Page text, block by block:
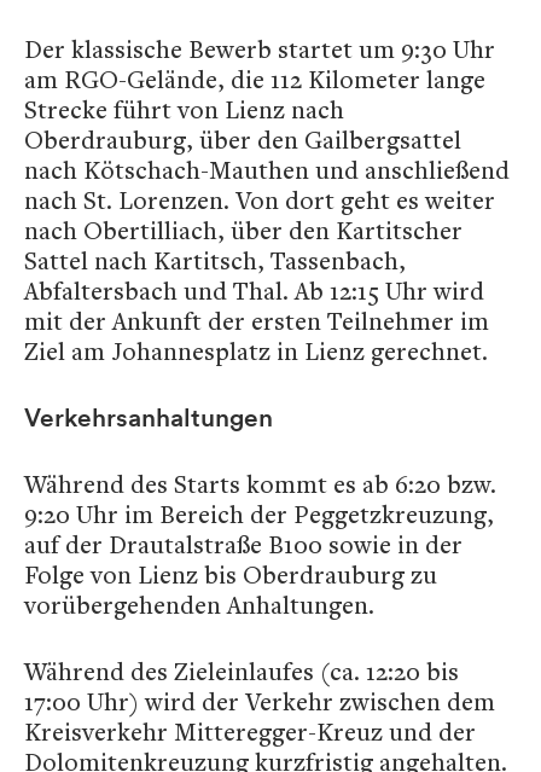
Der klassische Bewerb startet um 9:30 Uhr
am RGO-Gelände, die 112 Kilometer lange
Strecke führt von Lienz nach
Oberdrauburg, über den Gailbergsattel
nach Kötschach-Mauthen und anschließend
nach St. Lorenzen. Von dort geht es weiter
nach Obertilliach, über den Kartitscher
Sattel nach Kartitsch, Tassenbach,
Abfaltersbach und Thal. Ab 12:15 Uhr wird
mit der Ankunft der ersten Teilnehmer im
Ziel am Johannesplatz in Lienz gerechnet.
Verkehrsanhaltungen
Während des Starts kommt es ab 6:20 bzw.
9:20 Uhr im Bereich der Peggetzkreuzung,
auf der Drautalstraße B100 sowie in der
Folge von Lienz bis Oberdrauburg zu
vorübergehenden Anhaltungen.
Während des Zieleinlaufes (ca. 12:20 bis
17:00 Uhr) wird der Verkehr zwischen dem
Kreisverkehr Mitteregger-Kreuz und der
Dolomitenkreuzung kurzfristig angehalten.